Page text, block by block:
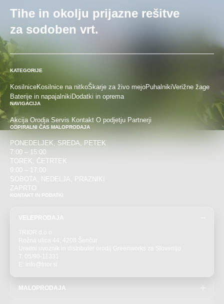
Tihe in okolju prijazne rešitve
za sodoben vrt.
KATEGORIJE
KosilniceKosilnice na nitkoŠkarje za živo mejoPuhalnikiVerižne žage
Baterije in napajalnikiDodatki in oprema
NAVIGACIJA
Akcija Orodja Servis Kontakt O podjetju Partnerji
ODPIRALNI ČAS MALOPRODAJA
PONEDELJEK, SREDA, PETEK
7:00 – 15:00
TOREK, ČETRTEK
9:00 – 17:00
SOBOTA, NEDELJA, PRAZNIKI
ZAPRTO
KONTAKT IN PODATKI
VELEPRODAJA
TRIOR d.o.o
Rožna ulica 44, 4208 Šenčur
Uradni uvoznik in distributer orodij Greenworks za Slovenijo
T: 05/90-11331
E: info@trior.si
MALOPRODAJA